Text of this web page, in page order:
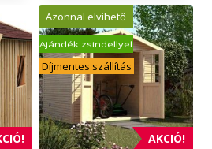
a
terméknek
több
variációja
van.
A
változatok
Ajándék zsindellyel
AKCIÓ!
Azonnal elvihető
Díjmentes szállítás